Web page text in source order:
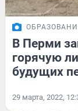
В Перми
горячую
будущих
29 марта, 2022,